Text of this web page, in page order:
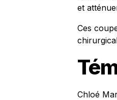
et
Ces
Chloé